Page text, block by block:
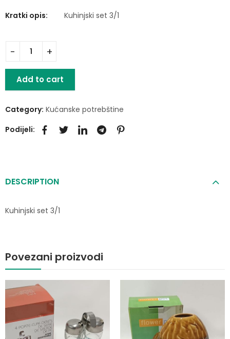
Kratki opis: Kuhinjski set 3/1
Add to cart
Category: Kućanske potrebštine
Podijeli:
DESCRIPTION
Kuhinjski set 3/1
Povezani proizvodi